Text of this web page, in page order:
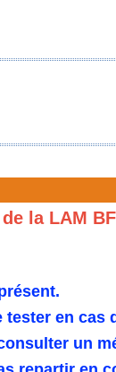
la LAM
tester en cas
un